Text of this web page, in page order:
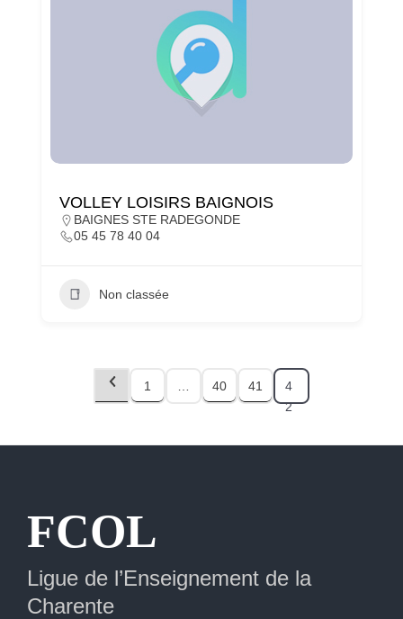
VOLLEY LOISIRS BAIGNOIS
BAIGNES STE RADEGONDE
05 45 78 40 04
Non classée
1 40 41
4
2
FCOL
Ligue de l’Enseignement de la
Charente